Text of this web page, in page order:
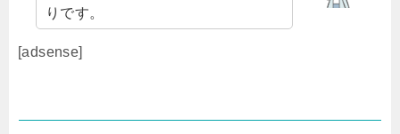
りです。
[adsense]